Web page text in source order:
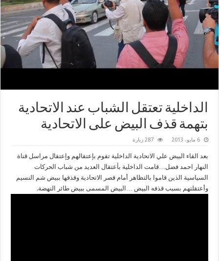
الداخلية تعتقل الشباب عند الاتحادية
بتهمة قذف البيض على الاتحادية
6 مايو، 2013 287 زيارة
بعد القاء البيض علي الاتحادية الداخلية تقوم بإعتقالهم وإعتقال مراسل قناة
النهار احمد فضل…قامت الداخلية بأعتقال العديد من شباب الحركات
السياسية الذين قاموا بالتظاهر أمام قصر الاتحادية وقذفها ببيض شم النسيم
وأعتقلتهم بسبب قذفه البيض …البيض المسمى ببيض طائر النهضة.